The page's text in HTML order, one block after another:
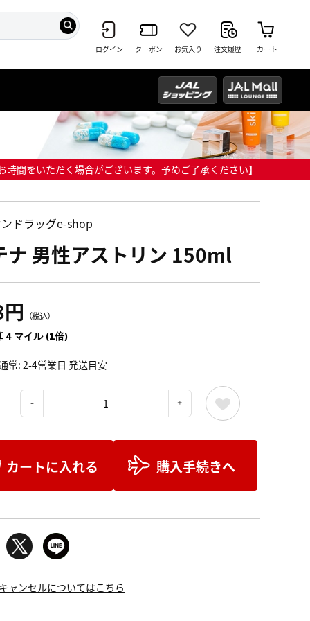
ログイン クーポン お気入り 注文履歴 カート
間をいただく場合がございます。予めご了承ください】
ドラッグe-shop
ナ 男性アストリン 150ml
（税込）
4 マイル (1倍)
常: 2-4営業日 発送目安
カートに入れる 購入手続きへ
ャンセルについてはこちら